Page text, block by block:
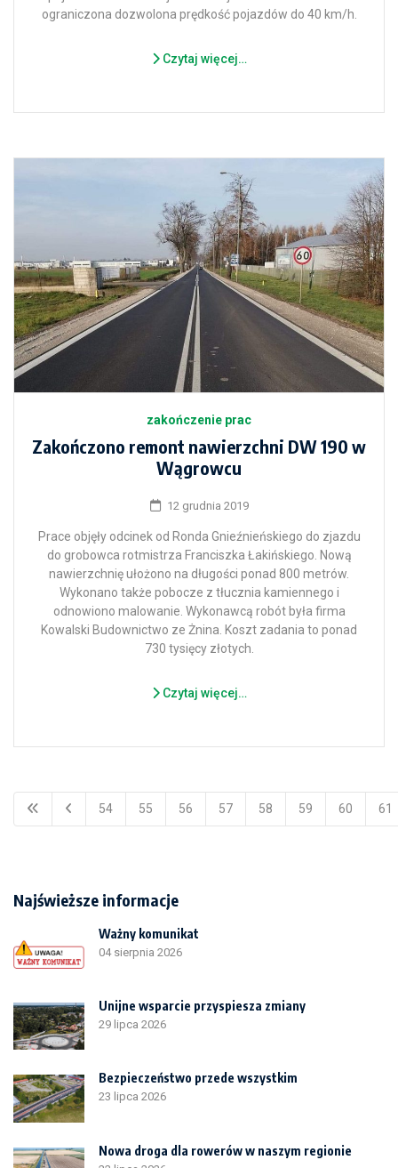
ograniczona dozwolona prędkość pojazdów do 40 km/h.
Czytaj więcej…
zakończenie prac
Zakończono remont nawierzchni DW 190 w
Wągrowcu
12 grudnia 2019
Prace objęły odcinek od Ronda Gnieźnieńskiego do zjazdu
do grobowca rotmistrza Franciszka Łakińskiego. Nową
nawierzchnię ułożono na długości ponad 800 metrów.
Wykonano także pobocze z tłucznia kamiennego i
odnowiono malowanie. Wykonawcą robót była firma
Kowalski Budownictwo ze Żnina. Koszt zadania to ponad
730 tysięcy złotych.
Czytaj więcej…
54 55 56 57 58 59 60 61
Najświeższe informacje
Ważny komunikat
04 sierpnia 2026
Unijne wsparcie przyspiesza zmiany
29 lipca 2026
Bezpieczeństwo przede wszystkim
23 lipca 2026
Nowa droga dla rowerów w naszym regionie